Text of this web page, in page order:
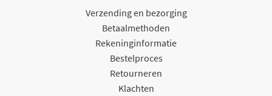
Verzending en bezorging
Betaalmethoden
Rekeninginformatie
Bestelproces
Retourneren
Klachten